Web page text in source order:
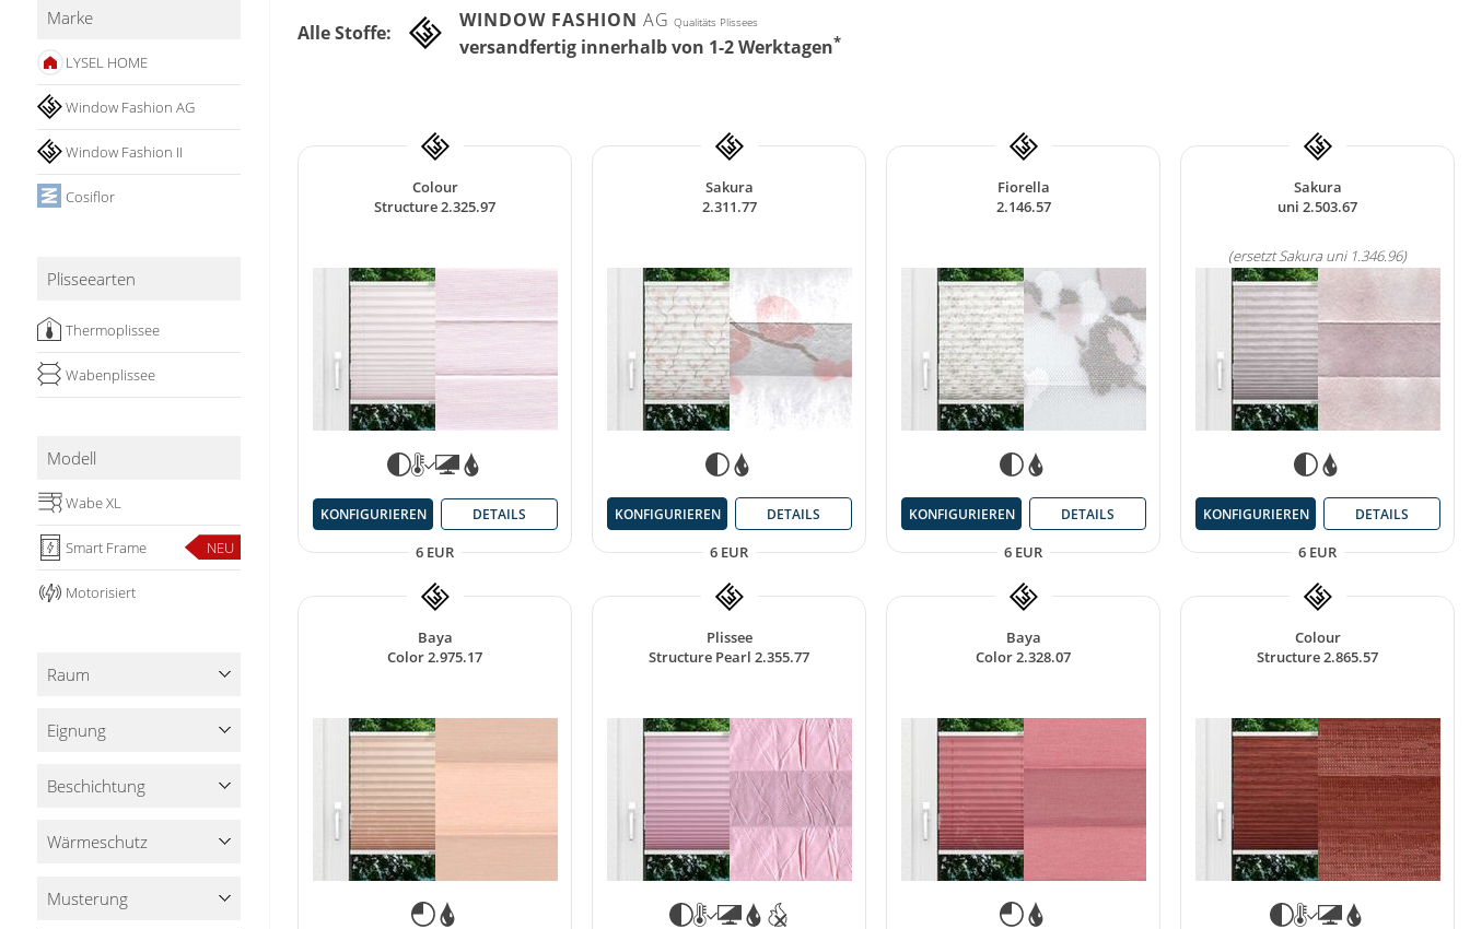
Stoffe
Panneaux
Marke
LYSEL HOME
Window Fashion AG
Window Fashion II
Cosiflor
Plisseearten
Thermoplissee
Wabenplissee
Modell
Wabe XL
Smart Frame NEU
Motorisiert
Raum
Eignung
Beschichtung
Wärmeschutz
Musterung
Alle Stoffe:
WINDOW FASHION AG Qualitäts Plissees
versandfertig innerhalb von 1-2 Werktagen*
Colour
Structure 2.325.97
6 EUR
KONFIGURIEREN DETAILS
Sakura
2.311.77
6 EUR
KONFIGURIEREN DETAILS
Fiorella
2.146.57
6 EUR
KONFIGURIEREN DETAILS
Sakura
uni 2.503.67
(ersetzt Sakura uni 1.346.96)
6 EUR
KONFIGURIEREN DETAILS
Baya
Color 2.975.17
Plissee
Structure Pearl 2.355.77
Baya
Color 2.328.07
Colour
Structure 2.865.57